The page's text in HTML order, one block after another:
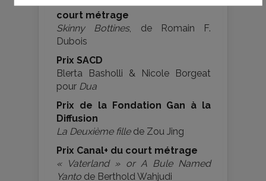
court métrage
Skinny Bottines, de Romain F.
Dubois
Prix SACD
Blerta Basholli & Nicole Borgeat
pour Dua
Prix de la Fondation Gan à la
Diffusion
La Deuxième fillede Zou Jing
Prix Canal+ du court métrage
« Vaterland » or A Bule Named
Yanto de Berthold Wahjudi